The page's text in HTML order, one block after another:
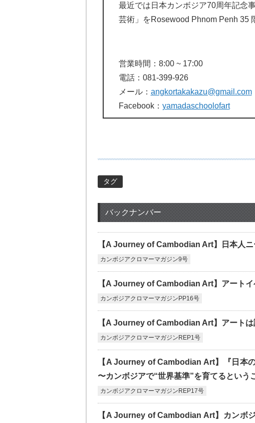
最近では日本カンボジア70周年記念
芸術」をRosewood Phnom Penh 35
営業時間：8:00 ~ 17:00
電話：081-399-926
メール： angkortakakazu@gmail.com
Facebook： yamadaschoolofart
タグ
バックナンバー
【A Journey of Cambodian Art】日本人
カンボジアクロマーマガジン9号
【A Journey of Cambodian Art】アートイ
カンボジアクロマーマガジンPP16号
【A Journey of Cambodian Art】アート
カンボジアクロマーマガジンREP1号
【A Journey of Cambodian Art】『日本
〜カンボジアで“世界基準”を育てるという
カンボジアクロマーマガジンREP17号
【A Journey of Cambodian Art】カンボ